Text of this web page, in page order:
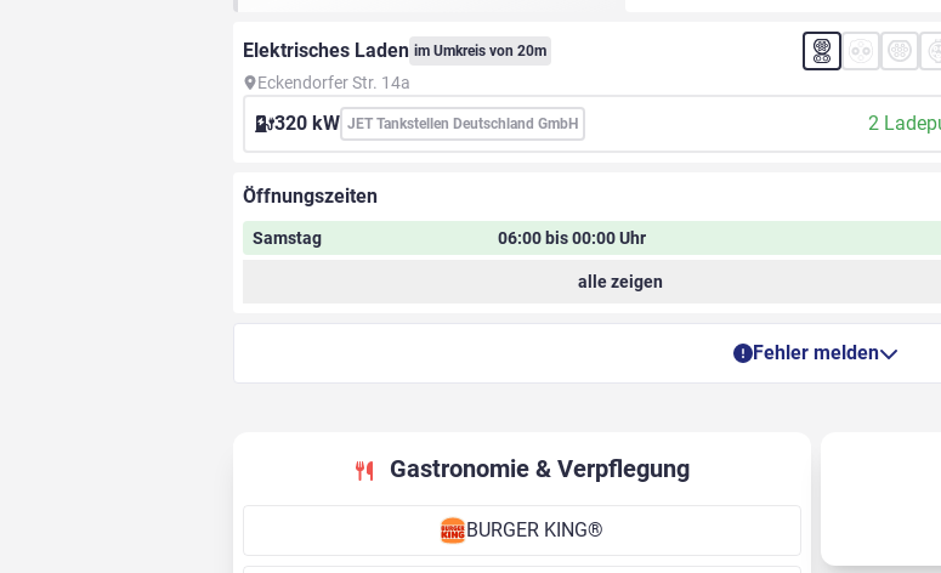
Elektrisches Laden im Umkreis von 20m
Eckendorfer Str. 14a
320 kW JET Tankstellen Deutschland GmbH 2
Öffnungszeiten
Samstag 06:00 bis 00:00 Uhr
alle zeigen
Fehler melden
Gastronomie & Verpflegung
BURGER KING®